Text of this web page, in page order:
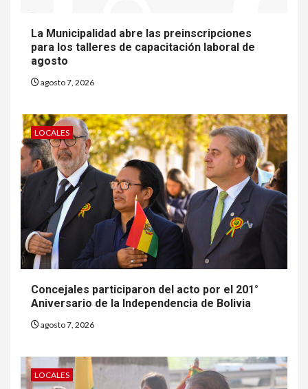
La Municipalidad abre las preinscripciones
para los talleres de capacitación laboral de
agosto
agosto 7, 2026
LOCALES
Concejales participaron del acto por el 201°
Aniversario de la Independencia de Bolivia
agosto 7, 2026
LOCALES